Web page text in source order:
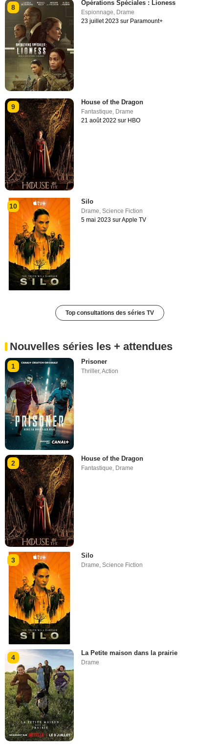
8
Opérations Spéciales : Lioness
Espionnage, Drame
23 juillet 2023 sur Paramount+
9
House of the Dragon
Fantastique, Drame
21 août 2022 sur HBO
10
Silo
Drame,Science Fiction
5 mai 2023 sur Apple TV
Top consultations des séries TV
Nouvelles séries les + attendues
1
Prisoner
Thriller,Action
2
House of the Dragon
Fantastique, Drame
3
Silo
Drame,Science Fiction
4
La Petite maison dans la prairie
Drame